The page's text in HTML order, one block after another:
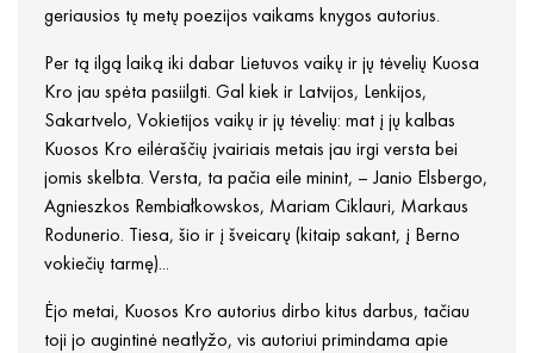
geriausios tų metų poezijos vaikams knygos autorius.
Per tą ilgą laiką iki dabar Lietuvos vaikų ir jų tėvelių Kuosa
Kro jau spėta pasiilgti. Gal kiek ir Latvijos, Lenkijos,
Sakartvelo, Vokietijos vaikų ir jų tėvelių: mat į jų kalbas
Kuosos Kro eilėraščių įvairiais metais jau irgi versta bei
jomis skelbta. Versta, ta pačia eile minint, – Janio Elsbergo,
Agnieszkos Rembiałkowskos, Mariam Ciklauri, Markaus
Rodunerio. Tiesa, šio ir į šveicarų (kitaip sakant, į Berno
vokiečių tarmę)...
Ėjo metai, Kuosos Kro autorius dirbo kitus darbus, tačiau
toji jo augintinė neatlyžo, vis autoriui primindama apie